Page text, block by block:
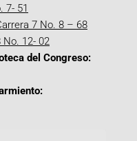
7- 51
7 No. 8 – 68
No. 12- 02
del Congreso: